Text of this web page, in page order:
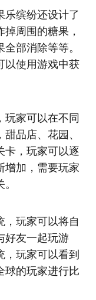
乐缤纷还设计了
周围的糖果，
部消除等等。
以使用游戏中获
玩家可以在不同
品店、花园、
卡，玩家可以逐
增加，需要玩家
，玩家可以将自
好友一起玩游
玩家可以看到
球的玩家进行比